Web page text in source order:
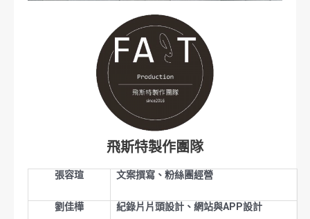
飛斯特製作團隊
張容瑄 文案撰寫、粉絲團經營
劉佳樺 紀錄片片頭設計、網站與APP設計